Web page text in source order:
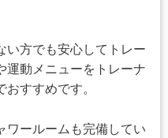
い方でも安心してトレー
運動メニューをトレーナ
すすめです。
ワールームも完備してい